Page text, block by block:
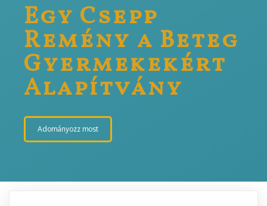
Egy Csepp
Remény a Beteg
Gyermekekért
Alapítvány
Adományozz most